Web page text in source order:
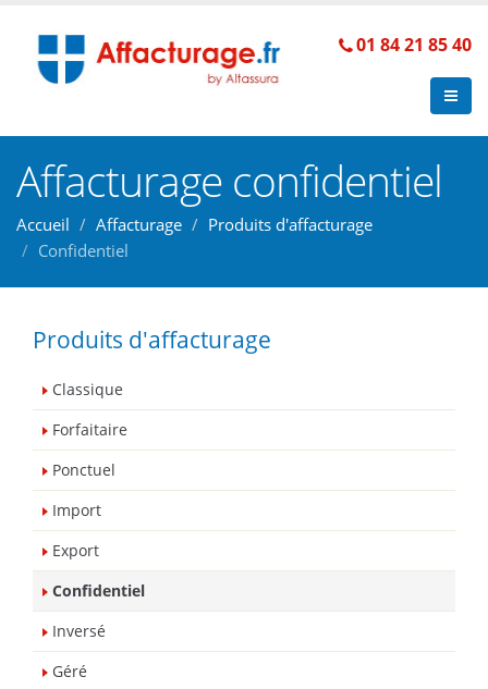
01 84 21 85 40
Affacturage confidentiel
Accueil Affacturage
Produits d'affacturage
Confidentiel
Produits d'affacturage
Classique
Forfaitaire
Ponctuel
Import
Export
Confidentiel
Inversé
Géré